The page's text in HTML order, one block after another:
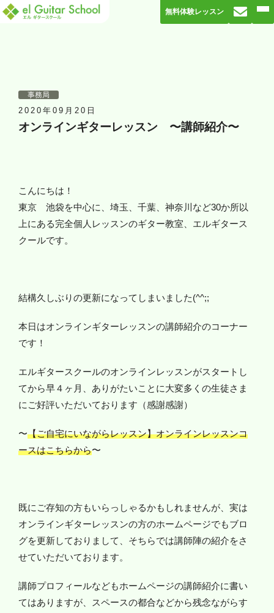
無料体験レッスン
事務局
2020年09月20日
オンラインギターレッスン 〜講師紹介〜
こんにちは！
東京 池袋を中心に、埼玉、千葉、神奈川など30か所以
上にある完全個人レッスンのギター教室、エルギタース
クールです。
結構久しぶりの更新になってしまいました(^^;;
本日はオンラインギターレッスンの講師紹介のコーナー
です！
エルギタースクールのオンラインレッスンがスタートし
てから早４ヶ月、ありがたいことに大変多くの生徒さま
にご好評いただいております（感謝感謝）
〜【ご自宅にいながらレッスン】オンラインレッスンコ
ースはこちらから〜
既にご存知の方もいらっしゃるかもしれませんが、実は
オンラインギターレッスンの方のホームページでもブロ
グを更新しておりまして、そちらでは講師陣の紹介をさ
せていただいております。
講師プロフィールなどもホームページの講師紹介に書い
てはありますが、スペースの都合などから残念ながらす